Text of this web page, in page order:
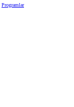
Programlar